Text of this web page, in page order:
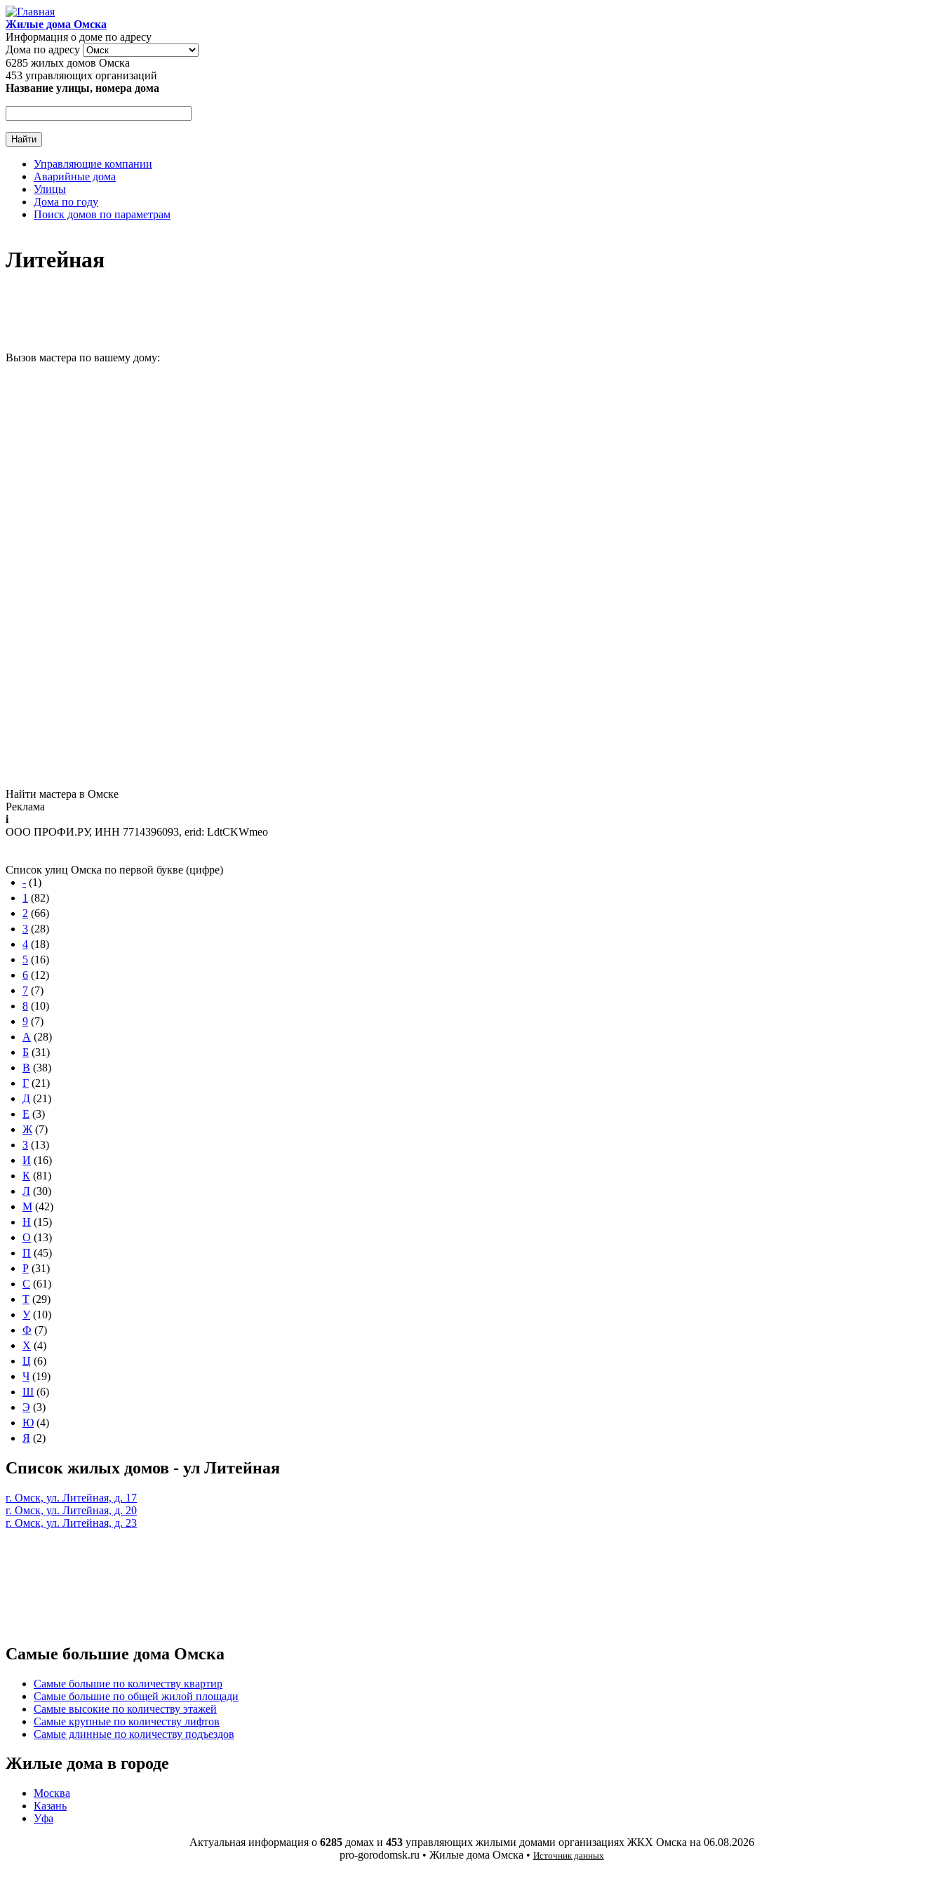
Перейти к основному содержанию
Жилые дома Омска
Информация о доме по адресу
Дома по адресу
6285 жилых домов Омска
453 управляющих организаций
Название улицы, номера дома
Главное меню
Управляющие компании
Аварийные дома
Улицы
Дома по году
Поиск домов по параметрам
Литейная
Вызов мастера по вашему дому:
Найти мастера в Омске
Реклама
i
ООО ПРОФИ.РУ, ИНН 7714396093, erid: LdtCKWmeo
Список улиц Омска по первой букве (цифре)
- (1)
1 (82)
2 (66)
3 (28)
4 (18)
5 (16)
6 (12)
7 (7)
8 (10)
9 (7)
А (28)
Б (31)
В (38)
Г (21)
Д (21)
Е (3)
Ж (7)
З (13)
И (16)
К (81)
Л (30)
М (42)
Н (15)
О (13)
П (45)
Р (31)
С (61)
Т (29)
У(10)
Ф (7)
Х (4)
Ц (6)
Ч (19)
Ш (6)
Э (3)
Ю (4)
Я (2)
Список жилых домов - ул Литейная
г. Омск, ул. Литейная, д. 17
г. Омск, ул. Литейная, д. 20
г. Омск, ул. Литейная, д. 23
Самые большие дома Омска
Самые большие по количеству квартир
Самые большие по общей жилой площади
Самые высокие по количеству этажей
Самые крупные по количеству лифтов
Самые длинные по количеству подъездов
Жилые дома в городе
Москва
Казань
Уфа
Актуальная информация о 6285 домах и 453 управляющих жилыми домами организациях ЖКХ Омска на 06.08.2026
pro-gorodomsk.ru • Жилые дома Омска • Источник данных